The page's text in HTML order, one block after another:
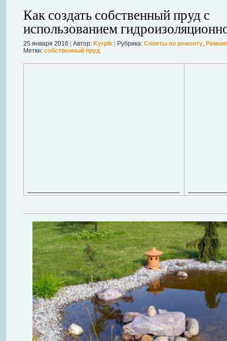
Как создать собственный пруд с
использованием
25 января 2016 Автор: Kyrpik Рубрика: Советы по ремонту,
Метки: собственный пруд